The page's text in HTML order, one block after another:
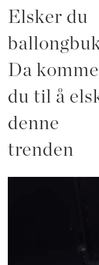
Elsker du
Da
du til å
denne
trenden